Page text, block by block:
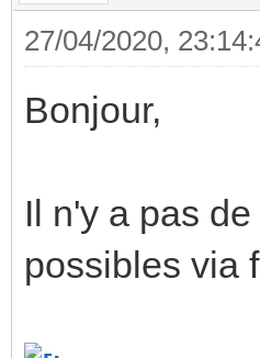
27/04/2020,
Bonjour,
Il n'y a pas
possibles via